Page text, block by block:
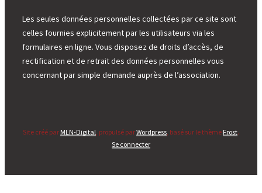
Les seules données personnelles collectées par ce site sont
celles fournies explicitement par les utilisateurs via les
formulaires en ligne. Vous disposez de droits d’accès, de
rectification et de retrait des données personnelles vous
concernant par simple demande auprès de l’association.
Site créé par MLN-Digital, propulsé parWordpress, basé sur le thème Frost.
Se connecter